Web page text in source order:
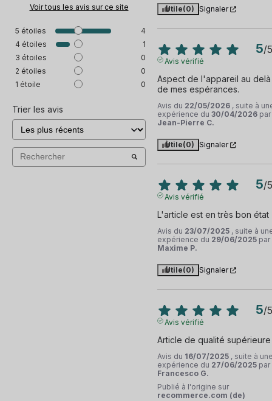
Voir tous les avis sur ce site
5 étoiles
4
4 étoiles
1
3 étoiles
0
2 étoiles
0
1 étoile 0
Trier les avis
Utile(0) Signaler
5/5
Avis vérifié
Aspect de l'appareil au delà
de mes espérances.
Avis du 22/05/2026 , suite à
expérience du 30/04/2026 par
Jean-Pierre C.
Utile(0) Signaler
5/5
Avis vérifié
L'article est en très bon état
Avis du 23/07/2025 , suite à
expérience du 29/06/2025 par
Maxime P.
Utile(0) Signaler
5/5
Avis vérifié
Article de qualité supérieure
Avis du 16/07/2025 , suite à
expérience du 27/06/2025 par
Francesco G.
Publié à l'origine sur
recommerce.com (de)